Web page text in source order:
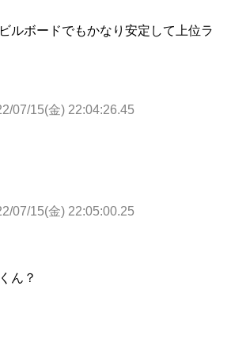
ルボードでもかなり安定して上位ラ
07/15(金) 22:04:26.45
07/15(金) 22:05:00.25
ん？